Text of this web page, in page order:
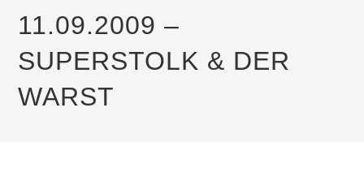
11.09.2009 –
SUPERSTOLK & DER
WARST